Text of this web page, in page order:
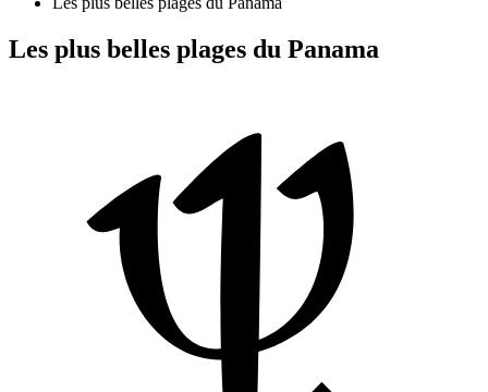
Les plus belles plages du Panama